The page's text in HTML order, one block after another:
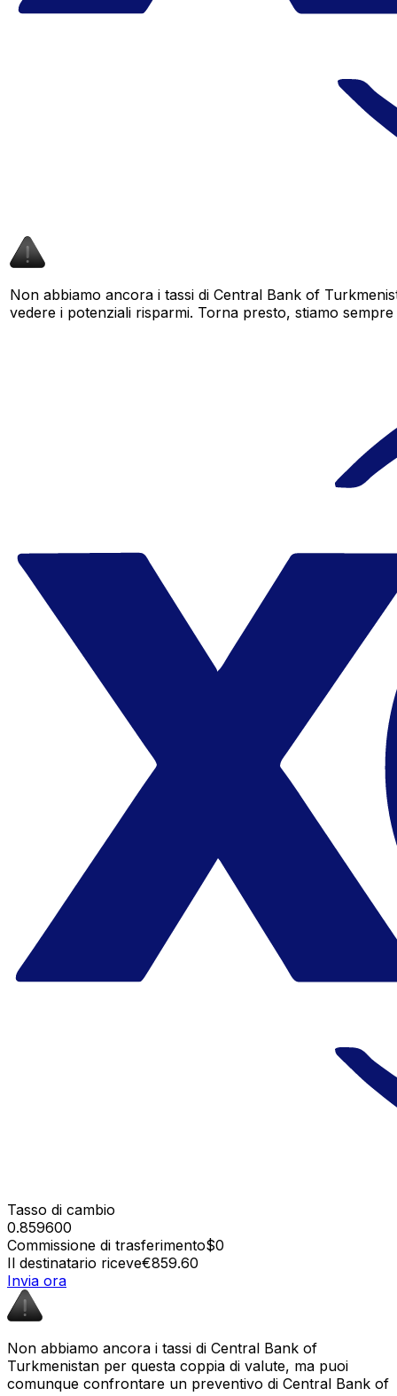
Non abbiamo ancora i tassi di Central Bank of
vedere i potenziali risparmi. Torna presto, stiamo
Tasso di cambio
0.859600
Commissione di trasferimento$0
Il destinatario riceve€859.60
Invia ora
Non abbiamo ancora i tassi di Central Bank of
Turkmenistan per questa coppia di valute, ma puoi
comunque confrontare un preventivo di Central Bank of